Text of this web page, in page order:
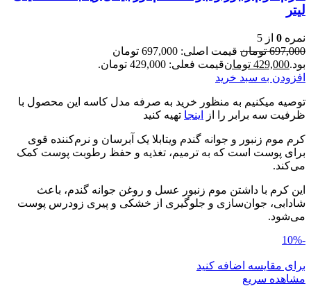
لیتر
نمره 0 از 5
697,000 تومان
قیمت اصلی: 697,000 تومان
بود.429,000 تومانقیمت فعلی: 429,000 تومان.
افزودن به سبد خرید
توصیه میکنیم به منظور خرید به صرفه مدل کاسه این محصول با
ظرفیت سه برابر را از
اینجا تهیه کنید
کرم موم زنبور و جوانه گندم ویتابلا یک آبرسان و نرم‌کننده قوی
برای پوست است که به ترمیم، تغذیه و حفظ رطوبت پوست کمک
می‌کند.
این کرم با داشتن موم زنبور عسل و روغن جوانه گندم، باعث
شادابی، جوان‌سازی و جلوگیری از خشکی و پیری زودرس پوست
می‌شود.
-10%
برای مقایسه اضافه کنید
مشاهده سریع